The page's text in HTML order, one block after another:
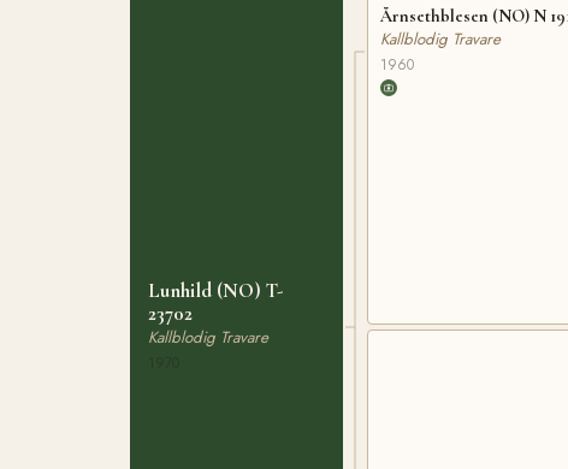
Lunhild (NO) T-
23702
Kallblodig Travare
Årnsethblesen (NO) N
Kallblodig Travare
1960